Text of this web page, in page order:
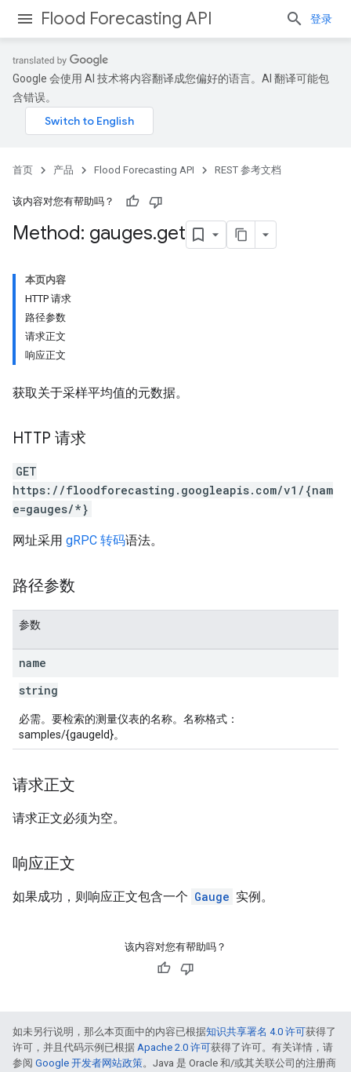
Flood Forecasting API 登录
Google 会使用 AI 技术将内容翻译成您偏好的语言。AI 翻译可能包
含错误。
首页 产品 Flood Forecasting API REST 参考文档
该内容对您有帮助吗？
Method: gauges.get
本页内容
HTTP 请求
路径参数
请求正文
响应正文
获取关于采样平均值的元数据。
HTTP 请求
GET
https://floodforecasting.googleapis.com/v1/{nam
e=gauges/*}
网址采用 gRPC 转码语法。
路径参数
参数
name
string
必需。要检索的测量仪表的名称。名称格式：
samples/{gaugeId}。
请求正文
请求正文必须为空。
响应正文
如果成功，则响应正文包含一个 Gauge 实例。
该内容对您有帮助吗？
如未另行说明，那么本页面中的内容已根据知识共享署名 4.0 许可获得了
许可，并且代码示例已根据 Apache 2.0 许可获得了许可。有关详情，请
参阅 Google 开发者网站政策。Java 是 Oracle 和/或其关联公司的注册商